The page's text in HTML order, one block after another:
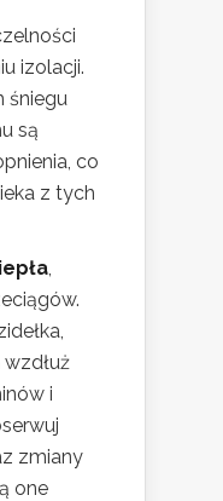
izolacji.
śniegu
są
co
z tych
i
zmiany
one